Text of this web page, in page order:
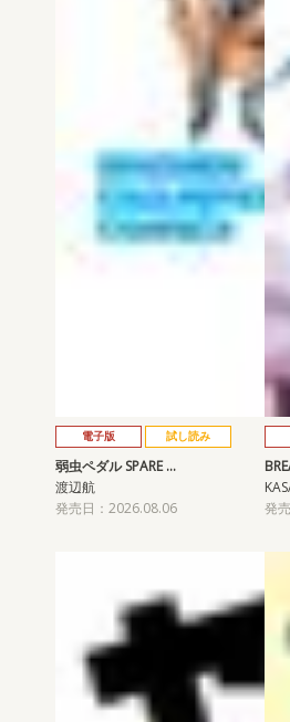
電子版 試し読み
弱虫ペダル SPARE …
渡辺航
発売日：2026.08.06
発